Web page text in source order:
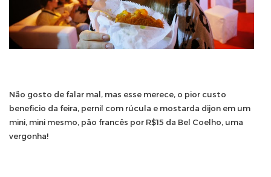
Não gosto de falar mal, mas esse merece, o pior custo
beneficio da feira, pernil com rúcula e mostarda dijon em um
mini, mini mesmo, pão francês por R$15 da Bel Coelho, uma
vergonha!